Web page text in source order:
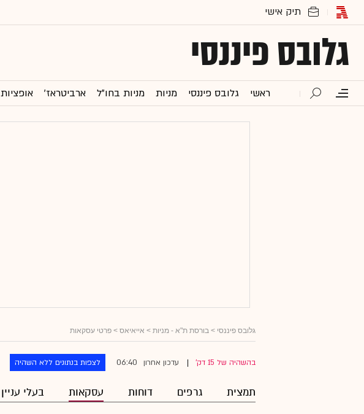
גלובס פיננסי
ראשי גלובס פיננסי מניות מניות בחו"ל ארביטראז' אופציות
גלובס פיננסי > בורסת ת"א - מניות > אייאיאס > פרטי עסקאות
בהשהיה של 15 דק' עדכון אחרון 06:40 לצפות בנתונים ללא השהיה
תמצית גרפים דוחות עסקאות בעלי עניין